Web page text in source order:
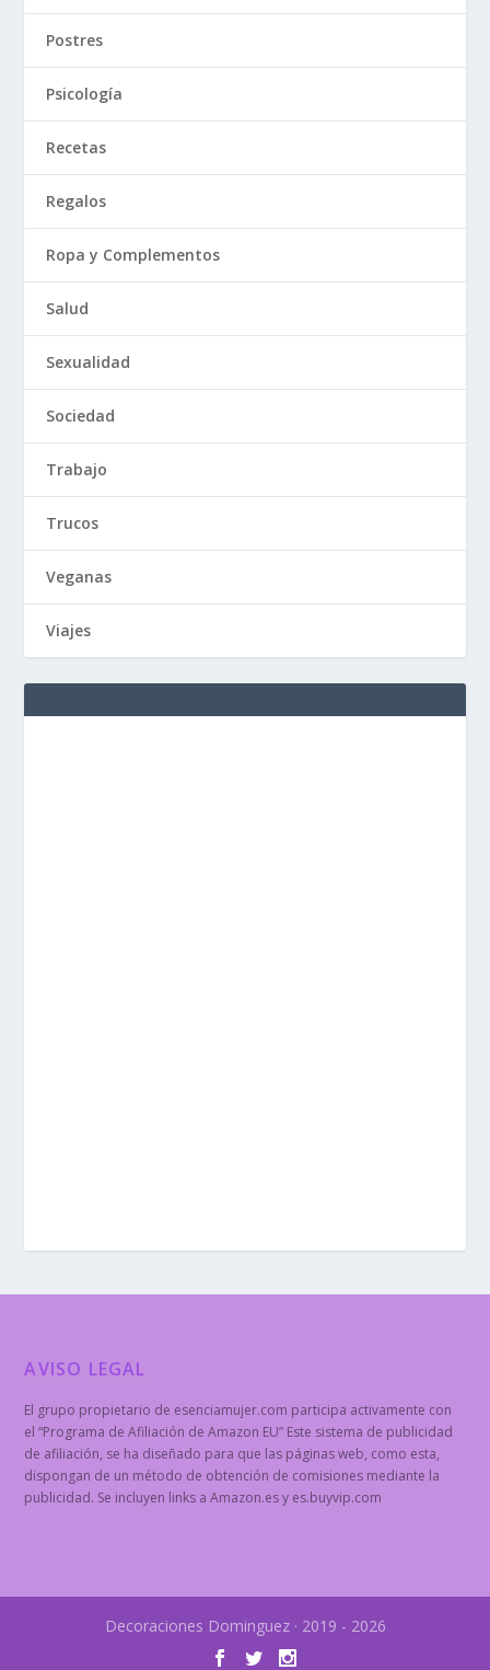
Postres
Psicología
Recetas
Regalos
Ropa y Complementos
Salud
Sexualidad
Sociedad
Trabajo
Trucos
Veganas
Viajes
AVISO LEGAL
El grupo propietario de esenciamujer.com participa activamente con
el “Programa de Afiliación de Amazon EU” Este sistema de publicidad
de afiliación, se ha diseñado para que las páginas web, como esta,
dispongan de un método de obtención de comisiones mediante la
publicidad. Se incluyen links a Amazon.es y es.buyvip.com
Decoraciones Dominguez · 2019 - 2026